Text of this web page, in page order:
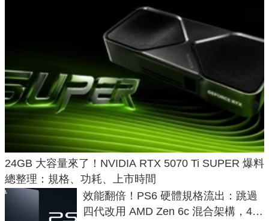
24GB 大容量來了！NVIDIA RTX 5070 Ti SUPER 爆料
總整理：規格、功耗、上市時間
效能翻倍！PS6 硬體規格流出：跳過
四代改用 AMD Zen 6c 混合架構，4K